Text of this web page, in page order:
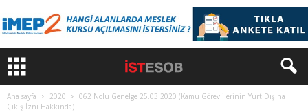
Ana sayfa 2020
062 Nolu Genelge 25.03.2020 (Kamu Görevlilerinin Yurt Dışına
Çıkış İzni Hakkında)